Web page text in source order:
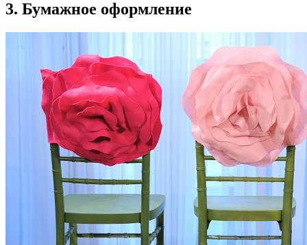
3. Бумажное оформление